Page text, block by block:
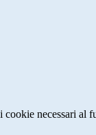
necessari al